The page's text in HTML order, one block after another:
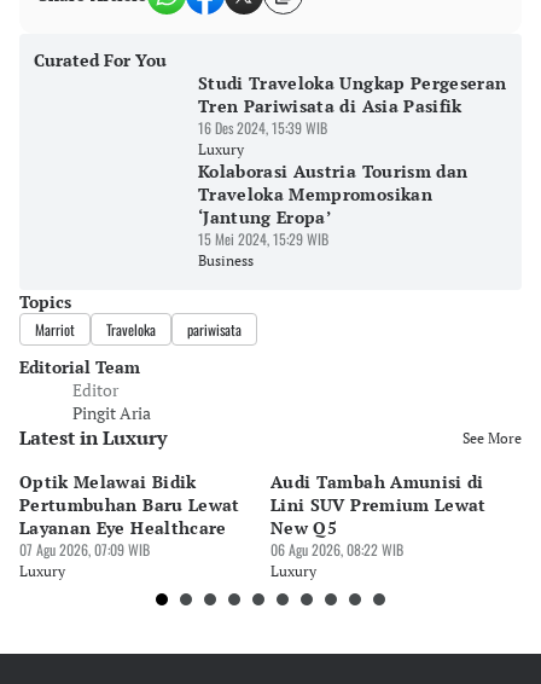
Curated For You
Studi Traveloka Ungkap Pergeseran
Tren Pariwisata di Asia Pasifik
16 Des 2024, 15:39 WIB
Luxury
Kolaborasi Austria Tourism dan
Traveloka Mempromosikan
‘Jantung Eropa’
15 Mei 2024, 15:29 WIB
Business
Topics
Marriot Traveloka pariwisata
Editorial Team
Editor
Pingit Aria
Latest in Luxury See More
Optik Melawai Bidik
Pertumbuhan Baru Lewat
Layanan Eye Healthcare
07 Agu 2026, 07:09 WIB
Luxury
Audi Tambah Amunisi di
Lini SUV Premium Lewat
New Q5
06 Agu 2026, 08:22 WIB
Luxury